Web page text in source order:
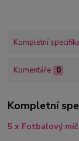
Kompletní
Komentáře 0
Kompletní
5 x Fotbalový